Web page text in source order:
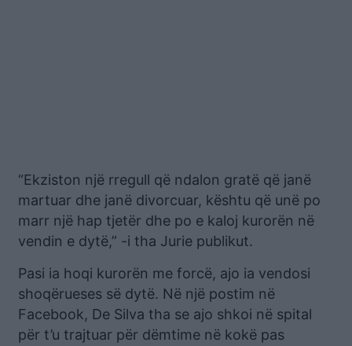
“Ekziston një rregull që ndalon gratë që janë
martuar dhe janë divorcuar, kështu që unë po
marr një hap tjetër dhe po e kaloj kurorën në
vendin e dytë,” -i tha Jurie publikut.
Pasi ia hoqi kurorën me forcë, ajo ia vendosi
shoqërueses së dytë. Në një postim në
Facebook, De Silva tha se ajo shkoi në spital
për t’u trajtuar për dëmtime në kokë pas